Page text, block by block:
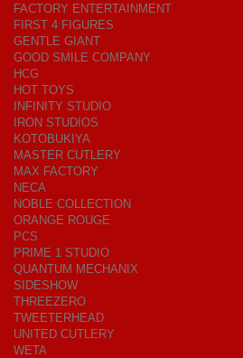
FACTORY ENTERTAINMENT
FIRST 4 FIGURES
GENTLE GIANT
GOOD SMILE COMPANY
HCG
HOT TOYS
INFINITY STUDIO
IRON STUDIOS
KOTOBUKIYA
MASTER CUTLERY
MAX FACTORY
NECA
NOBLE COLLECTION
ORANGE ROUGE
PCS
PRIME 1 STUDIO
QUANTUM MECHANIX
SIDESHOW
THREEZERO
TWEETERHEAD
UNITED CUTLERY
WETA